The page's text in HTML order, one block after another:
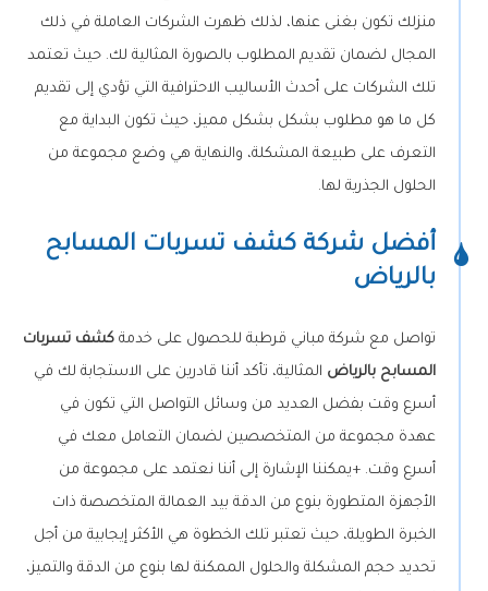
منزلك تكون بغنى عنها، لذلك ظهرت الشركات العاملة في ذلك
المجال لضمان تقديم المطلوب بالصورة المثالية لك.حيث تعتمد
تلك الشركات على أحدث الأساليب الاحترافية التي تؤدي إلى تقديم
كل ما هو مطلوب بشكل بشكل مميز، حيث تكون البداية مع
التعرف على طبيعة المشكلة، والنهاية هي وضع مجموعة من
الحلول الجذرية لها.
أفضل شركة كشف تسربات المسابح
بالرياض
تواصل مع شركة مباني قرطبة للحصول على خدمةكشف تسربات
المسابح بالرياض المثالية، تأكد أننا قادرين على الاستجابة لك في
أسرع وقت بفضل العديد من وسائل التواصل التي تكون في
عهدة مجموعة من المتخصصين لضمان التعامل معك في
أسرع وقت. +يمكننا الإشارة إلى أننا نعتمد على مجموعة من
الأجهزة المتطورة بنوع من الدقة بيد العمالة المتخصصة ذات
الخبرة الطويلة، حيث تعتبر تلك الخطوة هي الأكثر إيجابية من أجل
تحديد حجم المشكلة والحلول الممكنة لها بنوع من الدقة والتميز،